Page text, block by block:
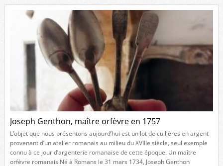
Joseph Genthon, maître orfèvre en 1757
L’objet que nous présentons aujourd’hui est un lot de cuillères en argent
provenant d’un atelier romanais au milieu du XVIIIe siècle, seul exemple
connu à ce jour d’argenterie romanaise de cette époque. Un maître
orfèvre romanais Né à Romans le 31 mars 1734, Joseph Genthon